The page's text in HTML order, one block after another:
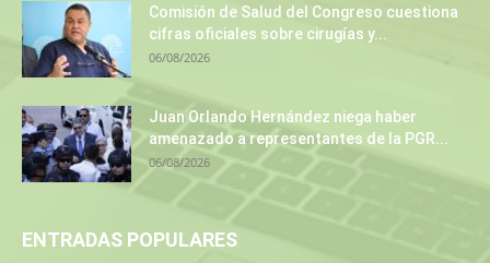
Comisión de Salud del Congreso cuestiona
cifras oficiales sobre cirugías y...
06/08/2026
Juan Orlando Hernández niega haber
amenazado a representantes de la PGR...
06/08/2026
ENTRADAS POPULARES